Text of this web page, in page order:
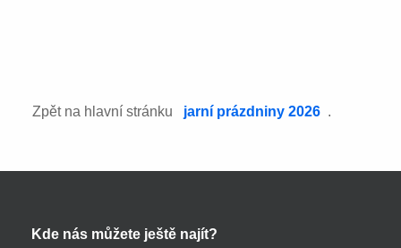
Zpět na hlavní stránku jarní prázdniny 2026 .
Kde nás můžete ještě najít?